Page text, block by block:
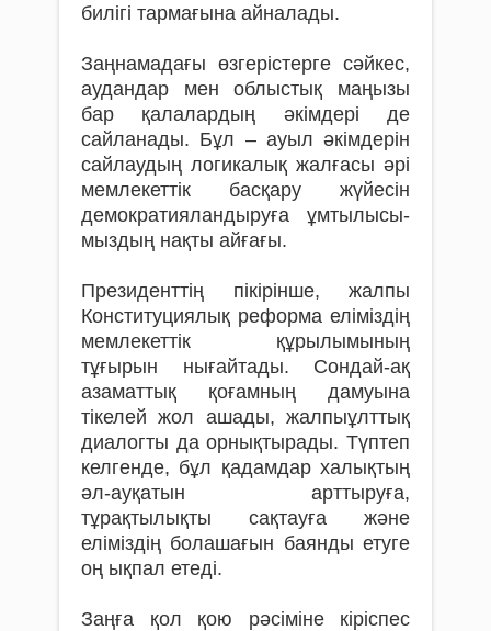
билігі тармағына айналады.
Заңнамадағы өзгерістерге сәйкес,
аудандар мен облыстық маңызы
бар қалалардың әкім­дері де
сайланады. Бұл – ауыл әкімдерін
сайлау­дың логикалық жалғасы әрі
мемлекеттік басқару жүйесін
демократияландыруға ұмты­лы­сы­
мыздың нақты айғағы.
Президенттің пікірінше, жалпы
Конс­ти­туциялық реформа еліміздің
мемлекеттік құ­рылымының
тұғырын нығайтады. Сондай-ақ
азаматтық қоғамның дамуына
тікелей жол ашады, жалпыұлттық
диалогты да орнықтырады. Түптеп
келгенде, бұл қадамдар халықтың
әл-ауқатын арттыруға,
тұрақтылықты сақтауға және
еліміздің болашағын баянды етуге
оң ықпал етеді.
Заңға қол қою рәсіміне кіріспес